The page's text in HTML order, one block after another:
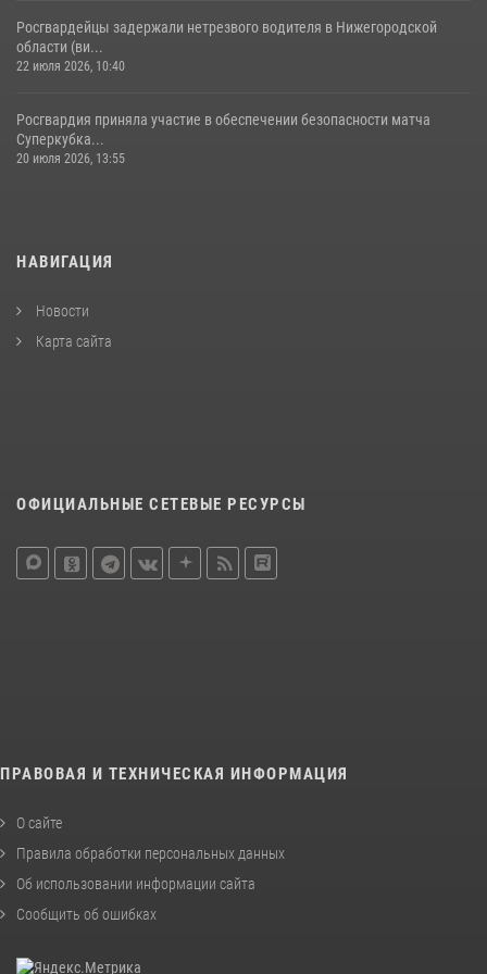
Росгвардейцы задержали нетрезвого водителя в Нижегородской
области (ви...
22 июля 2026, 10:40
Росгвардия приняла участие в обеспечении безопасности матча
Суперкубка...
20 июля 2026, 13:55
НАВИГАЦИЯ
Новости
Карта сайта
ОФИЦИАЛЬНЫЕ СЕТЕВЫЕ РЕСУРСЫ
ПРАВОВАЯ И ТЕХНИЧЕСКАЯ ИНФОРМАЦИЯ
О сайте
Правила обработки персональных данных
Об использовании информации сайта
Сообщить об ошибках